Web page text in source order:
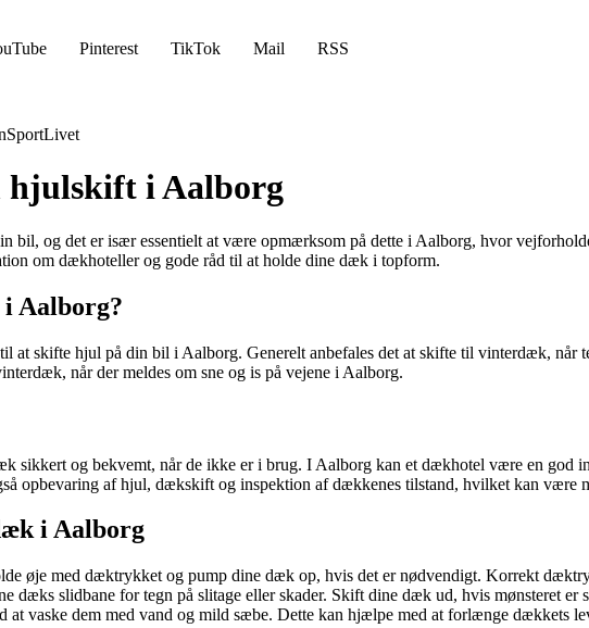
Pinterest TikTok Mail RSS
SportLivet
hjulskift i Aalborg
bil, og det er især essentielt at være opmærksom på dette i Aalborg, hvor
om dækhoteller og gode råd til at holde dine dæk i topform.
Aalborg?
skifte hjul på din bil i Aalborg. Generelt anbefales det at skifte til vinterdæk, når
når der meldes om sne og is på vejene i Aalborg.
sikkert og bekvemt, når de ikke er i brug. I Aalborg kan et dækhotel være en god
opbevaring af hjul, dækskift og inspektion af dækkenes tilstand, hvilket kan være
i Aalborg
øje med dæktrykket og pump dine dæk op, hvis det er nødvendigt. Korrekt
dæks slidbane for tegn på slitage eller skader. Skift dine dæk ud, hvis mønsteret er
at vaske dem med vand og mild sæbe. Dette kan hjælpe med at forlænge dækkets